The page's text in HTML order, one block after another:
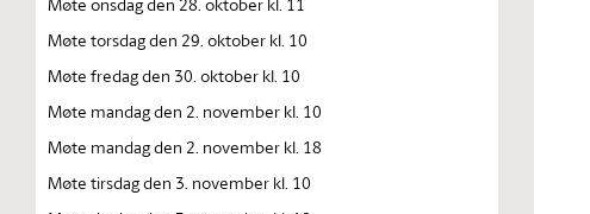
Møte torsdag den 29. oktober kl. 10
Møte fredag den 30. oktober kl. 10
Møte mandag den 2. november kl. 10
Møte mandag den 2. november kl. 18
Møte tirsdag den 3. november kl. 10